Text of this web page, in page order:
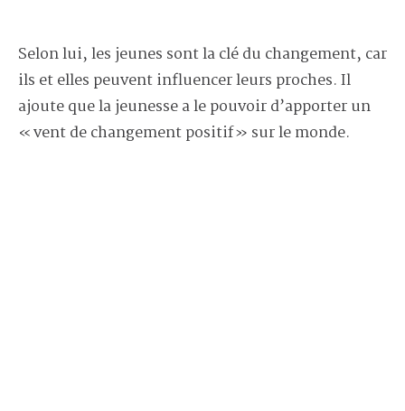
Selon lui, les jeunes sont la clé du changement, car
ils et elles peuvent influencer leurs proches. Il
ajoute que la jeunesse a le pouvoir d’apporter un
« vent de changement positif » sur le monde.